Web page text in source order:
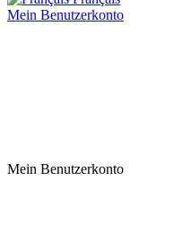
Mein Benutzerkonto
Mein Benutzerkonto